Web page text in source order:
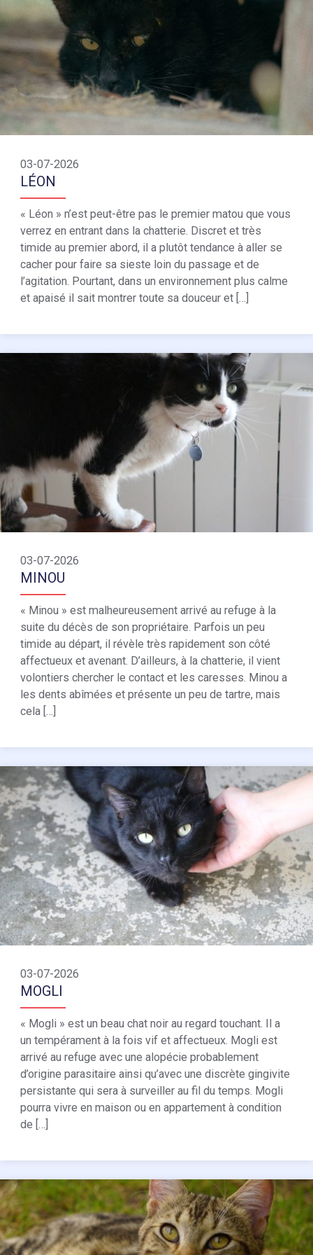
03-07-2026
LÉON
« Léon » n’est peut-être pas le premier matou que vous
verrez en entrant dans la chatterie. Discret et très
timide au premier abord, il a plutôt tendance à aller se
cacher pour faire sa sieste loin du passage et de
l’agitation. Pourtant, dans un environnement plus calme
et apaisé il sait montrer toute sa douceur et […]
03-07-2026
MINOU
« Minou » est malheureusement arrivé au refuge à la
suite du décès de son propriétaire. Parfois un peu
timide au départ, il révèle très rapidement son côté
affectueux et avenant. D’ailleurs, à la chatterie, il vient
volontiers chercher le contact et les caresses. Minou a
les dents abîmées et présente un peu de tartre, mais
cela […]
03-07-2026
MOGLI
« Mogli » est un beau chat noir au regard touchant. Il a
un tempérament à la fois vif et affectueux. Mogli est
arrivé au refuge avec une alopécie probablement
d’origine parasitaire ainsi qu’avec une discrète gingivite
persistante qui sera à surveiller au fil du temps. Mogli
pourra vivre en maison ou en appartement à condition
de […]